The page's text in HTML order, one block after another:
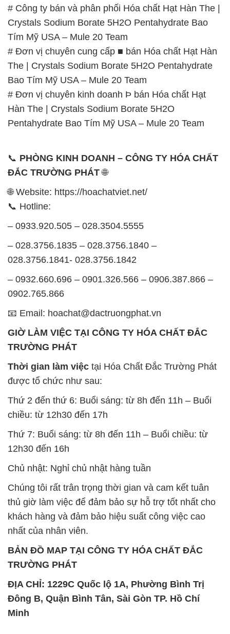
# Công ty bán và phân phối Hóa chất Hạt Hàn The |
Crystals Sodium Borate 5H2O Pentahydrate Bao
Tím Mỹ USA – Mule 20 Team
# Đơn vị chuyên cung cấp ■ bán Hóa chất Hạt Hàn
The | Crystals Sodium Borate 5H2O Pentahydrate
Bao Tím Mỹ USA – Mule 20 Team
# Đơn vị chuyên kinh doanh Þ bán Hóa chất Hạt
Hàn The | Crystals Sodium Borate 5H2O
Pentahydrate Bao Tím Mỹ USA – Mule 20 Team
📞 PHÒNG KINH DOANH – CÔNG TY HÓA CHẤT
ĐẮC TRƯỜNG PHÁT🌐
🌐 Website: https://hoachatviet.net/
📞 Hotline:
– 0933.920.505 – 028.3504.5555
– 028.3756.1835 – 028.3756.1840 –
028.3756.1841- 028.3756.1842
– 0932.660.696 – 0901.326.566 – 0906.387.866 –
0902.765.866
📧 Email: hoachat@dactruongphat.vn
GIỜ LÀM VIỆC TẠI CÔNG TY HÓA CHẤT ĐẮC
TRƯỜNG PHÁT
Thời gian làm việc tại Hóa Chất Đắc Trường Phát
được tổ chức như sau:
Thứ 2 đến thứ 6: Buổi sáng: từ 8h đến 11h – Buổi
chiều: từ 12h30 đến 17h
Thứ 7: Buổi sáng: từ 8h đến 11h – Buổi chiều: từ
12h30 đến 16h
Chủ nhật: Nghỉ chủ nhật hàng tuần
Chúng tôi rất trân trọng thời gian và cam kết tuân
thủ giờ làm việc để đảm bảo sự hỗ trợ tốt nhất cho
khách hàng và đảm bảo hiệu suất công việc cao
nhất của nhân viên.
BẢN ĐỒ MAP TẠI CÔNG TY HÓA CHẤT ĐẮC
TRƯỜNG PHÁT
ĐỊA CHỈ: 1229C Quốc lộ 1A, Phường Bình Trị
Đông B, Quận Bình Tân, Sài Gòn TP. Hồ Chí
Minh